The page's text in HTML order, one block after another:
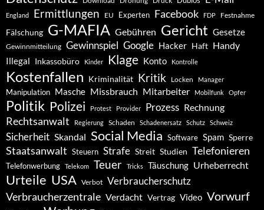
England Ermittlungen EU Experten Facebook FDP Festnahme
Fälschung G-MAFIA Gebühren Gericht Gesetze
Gewinnmitteilung Gewinnspiel Google Hacker Haft Handy
Illegal Inkassobüro Kinder Klage Konto Kontrolle
Kostenfallen Kriminalität Kritik Locken Manager
Manipulation Masche Missbrauch Mitarbeiter Mobilfunk Opfer
Politik Polizei Protest Provider Prozess Rechnung
Rechtsanwalt Regierung Schaden Schadenersatz Schutz Schweiz
Sicherheit Skandal Social Media Software Spam Sperre
Staatsanwalt Steuern Strafe Streit Studien Telefonieren
Telefonwerbung Telekom Teuer Tricks Täuschung Urheberrecht
Urteile USA Verbot Verbraucherschutz
Verbraucherzentrale Verdacht Vertrag Video Vorwurf